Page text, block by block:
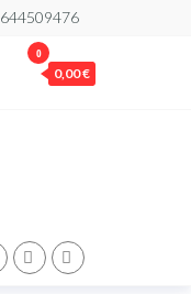
644509476
0
0,00 €